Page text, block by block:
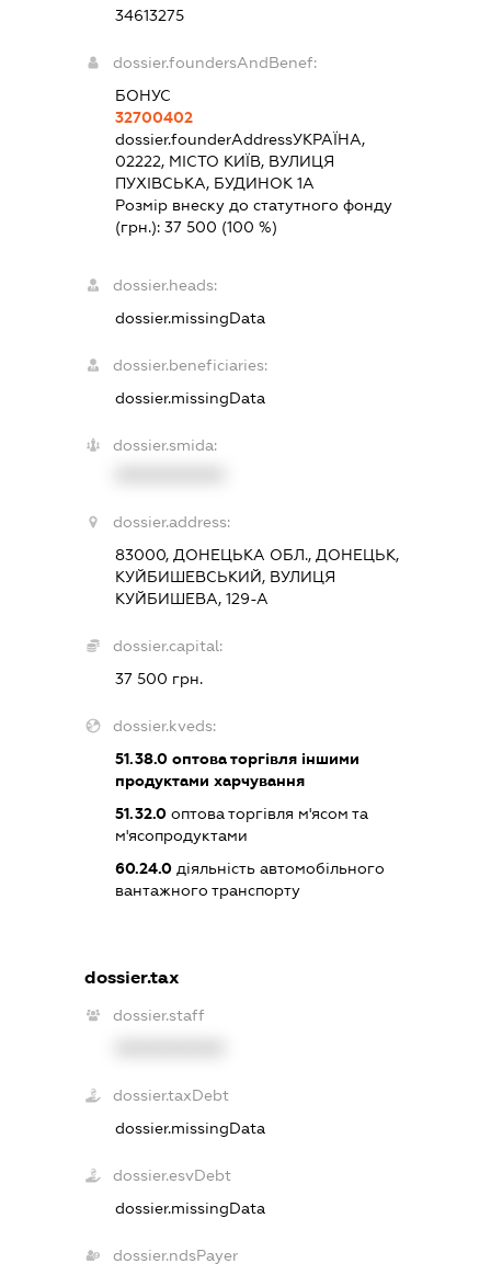
34613275
dossier.foundersAndBenef:
БОНУС
32700402
dossier.founderAddressУКРАЇНА,
02222, МІСТО КИЇВ, ВУЛИЦЯ
ПУХІВСЬКА, БУДИНОК 1А
Розмір внеску до статутного фонду
(грн.):37 500 (100 %)
dossier.heads:
dossier.missingData
dossier.beneficiaries:
dossier.missingData
dossier.smida:
dossier.address:
83000, ДОНЕЦЬКА ОБЛ., ДОНЕЦЬК,
КУЙБИШЕВСЬКИЙ, ВУЛИЦЯ
КУЙБИШЕВА, 129-А
dossier.capital:
37 500 грн.
dossier.kveds:
51.38.0 оптова торгівля іншими
продуктами харчування
51.32.0 оптова торгівля м'ясом та
м'ясопродуктами
60.24.0 діяльність автомобільного
вантажного транспорту
dossier.tax
dossier.staff
dossier.taxDebt
dossier.missingData
dossier.esvDebt
dossier.missingData
dossier.ndsPayer